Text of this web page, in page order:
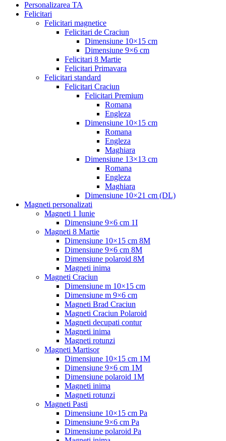
Personalizarea TA
Felicitari
Felicitari magnetice
Felicitari de Craciun
Dimensiune 10×15 cm
Dimensiune 9×6 cm
Felicitari 8 Martie
Felicitari Primavara
Felicitari standard
Felicitari Craciun
Felicitari Premium
Romana
Engleza
Dimensiune 10×15 cm
Romana
Engleza
Maghiara
Dimensiune 13×13 cm
Romana
Engleza
Maghiara
Dimensiune 10×21 cm (DL)
Magneti personalizati
Magneti 1 Iunie
Dimensiune 9×6 cm 1I
Magneti 8 Martie
Dimensiune 10×15 cm 8M
Dimensiune 9×6 cm 8M
Dimensiune polaroid 8M
Magneti inima
Magneti Craciun
Dimensiune m 10×15 cm
Dimensiune m 9×6 cm
Magneti Brad Craciun
Magneti Craciun Polaroid
Magneti decupati contur
Magneti inima
Magneti rotunzi
Magneti Martisor
Dimensiune 10×15 cm 1M
Dimensiune 9×6 cm 1M
Dimensiune polaroid 1M
Magneti inima
Magneti rotunzi
Magneti Pasti
Dimensiune 10×15 cm Pa
Dimensiune 9×6 cm Pa
Dimensiune polaroid Pa